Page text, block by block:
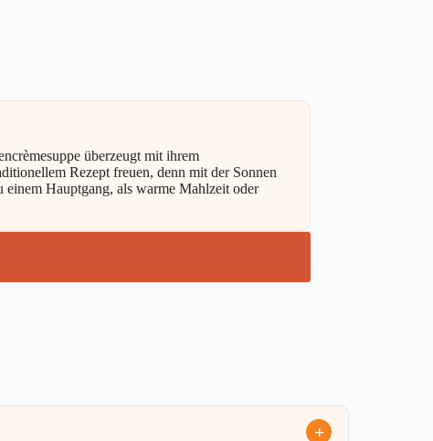
überzeugt mit ihrem
Rezept freuen, denn mit der Sonnen
einem Hauptgang, als warme Mahlzeit oder